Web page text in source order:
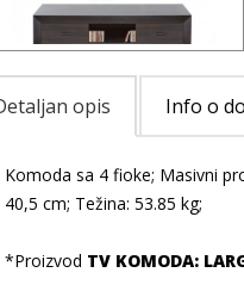
opis Info o
Komoda sa 4 fioke; Masivni
40,5 cm; Težina: 53.85 kg;
*Proizvod TV KOMODA: